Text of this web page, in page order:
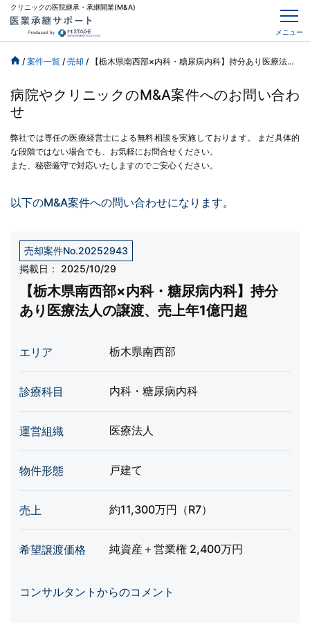
クリニックの医院継承・承継開業(M&A)
メニュー
/ 案件一覧 / 売却 / 【栃木県南西部×内科・糖尿病内科】持分あり医療法人の譲渡、売上年1億円超
病院やクリニックのM&A案件へのお問い合わ
せ
弊社では専任の医療経営士による無料相談を実施しております。
まだ具体的
な段階ではない場合でも、お気軽にお問合せください。
また、秘密厳守で対応いたしますのでご安心ください。
以下のM&A案件への問い合わせになります。
売却案件No.20252943
掲載日：
2025/10/29
【栃木県南西部×内科・糖尿病内科】持分
あり医療法人の譲渡、売上年1億円超
エリア 栃木県南西部
診療科目 内科・糖尿病内科
運営組織 医療法人
物件形態 戸建て
売上 約11,300万円（R7）
希望譲渡価格 純資産＋営業権 2,400万円
コンサルタントからのコメント